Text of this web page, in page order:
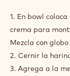
DE
1. En bowl
crema para
Mezcla con
2. Cernir la
3. Agrega a la